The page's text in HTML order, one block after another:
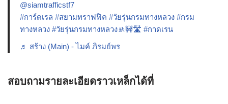
@siamtrafficstf7
#การ์ดเรล #สยามทราฟฟิค #วัยรุ่นกรมทางหลวง #กรม
ทางหลวง #วัยรุ่นกรมทางหลวง🚸🚧🛣️ #กาดเรน
♬ สร้าง (Main) - ไมค์ ภิรมย์พร
สอบถามรายละเอียดราวเหล็กได้ที่